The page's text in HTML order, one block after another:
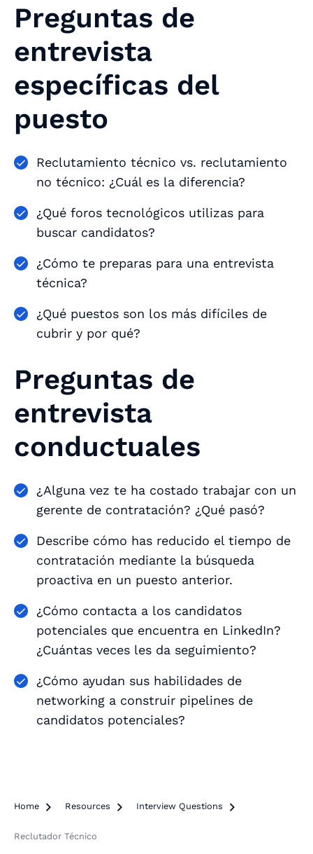
Preguntas de
entrevista
específicas del
puesto
Reclutamiento técnico vs. reclutamiento
no técnico: ¿Cuál es la diferencia?
¿Qué foros tecnológicos utilizas para
buscar candidatos?
¿Cómo te preparas para una entrevista
técnica?
¿Qué puestos son los más difíciles de
cubrir y por qué?
Preguntas de
entrevista
conductuales
¿Alguna vez te ha costado trabajar con un
gerente de contratación? ¿Qué pasó?
Describe cómo has reducido el tiempo de
contratación mediante la búsqueda
proactiva en un puesto anterior.
¿Cómo contacta a los candidatos
potenciales que encuentra en LinkedIn?
¿Cuántas veces les da seguimiento?
¿Cómo ayudan sus habilidades de
networking a construir pipelines de
candidatos potenciales?
Home  Resources  Interview Questions 
Reclutador Técnico